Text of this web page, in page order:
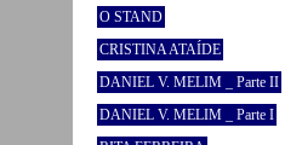
O STAND
CRISTINA ATAÍDE
DANIEL V. MELIM _ Parte II
DANIEL V. MELIM _ Parte I